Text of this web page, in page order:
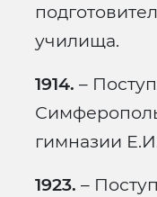
училища.
1914. –
гимназии
1923. –